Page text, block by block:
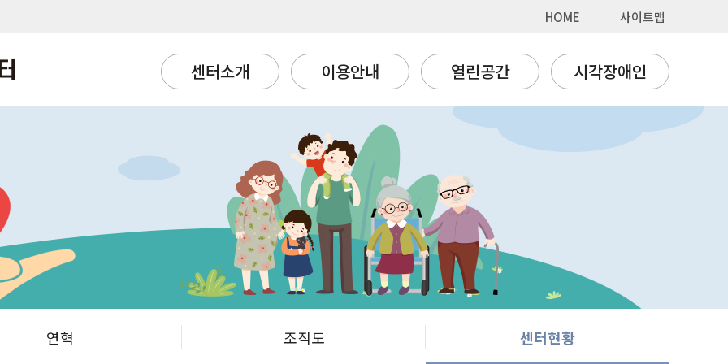
HOME 사이트맵
센터소개 이용안내 열린공간 시각장애인
연혁 조직도 센터현황